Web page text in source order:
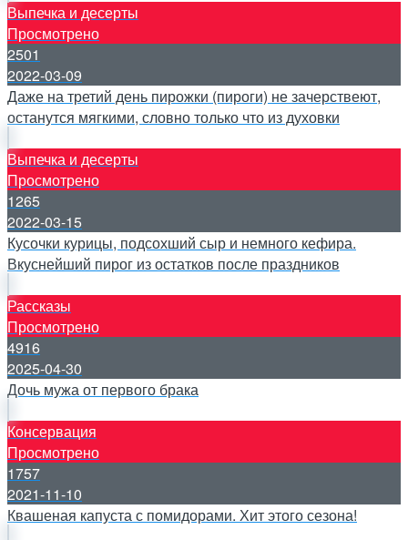
Выпечка и десерты
Просмотрено
2501
2022-03-09
Даже на третий день пирожки (пироги) не зачерствеют,
останутся мягкими, словно только что из духовки
Выпечка и десерты
Просмотрено
1265
2022-03-15
Кусочки курицы, подсохший сыр и немного кефира.
Вкуснейший пирог из остатков после праздников
Рассказы
Просмотрено
4916
2025-04-30
Дочь мужа от первого брака
Консервация
Просмотрено
1757
2021-11-10
Квашеная капуста с помидорами. Хит этого сезона!